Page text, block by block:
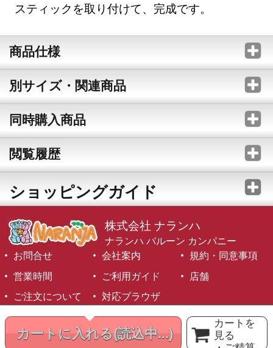
カートに入れる(読込中...)
カートを
見る
スティックを取り付けて、完成です。
商品仕様
別サイズ・関連商品
同時購入商品
閲覧履歴
ショッピングガイド
株式会社 ナランハ
ナランハ バルーン カンパニー
お問合せ
会社案内
規約・同意事項
営業時間
ご利用ガイド
店舗
ご注文について
対応ブラウザ
©1999-2026 NARANJA Inc. All Rights Reserved.